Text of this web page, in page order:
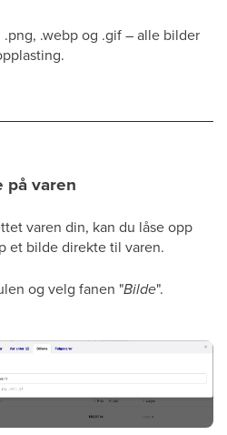
.webp og .gif – alle bilder
på varen
varen din, kan du låse opp
et bilde direkte til varen.
og velg fanen "Bilde".